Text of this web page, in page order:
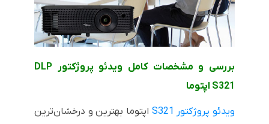
بررسی و مشخصات کامل ویدئو پروژکتورDLP
S321 اپتوما
ویدئو پروژکتور S321 اپتوما بهترین و درخشان‌ترین